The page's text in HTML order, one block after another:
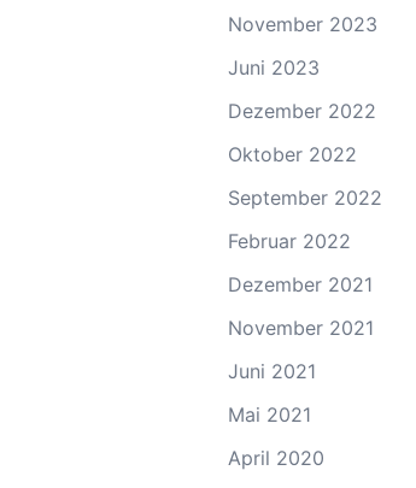
November 2023
Juni 2023
Dezember 2022
Oktober 2022
September 2022
Februar 2022
Dezember 2021
November 2021
Juni 2021
Mai 2021
April 2020